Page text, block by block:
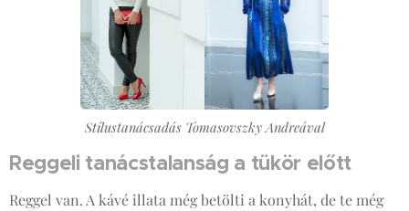
Stílustanácsadás Tomasovszky Andreával
Reggeli tanácstalanság a tükör előtt
Reggel van. A kávé illata még betölti a konyhát, de te még